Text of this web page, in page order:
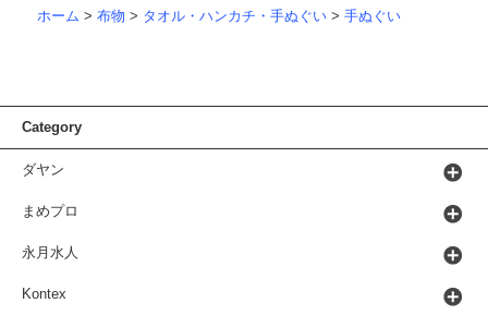
ホーム > 布物 > タオル・ハンカチ・手ぬぐい > 手ぬぐい
Category
ダヤン
まめプロ
永月水人
Kontex